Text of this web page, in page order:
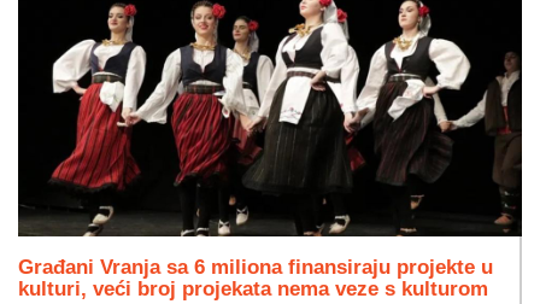
Građani Vranja sa 6 miliona finansiraju projekte u
kulturi, veći broj projekata nema veze s kulturom